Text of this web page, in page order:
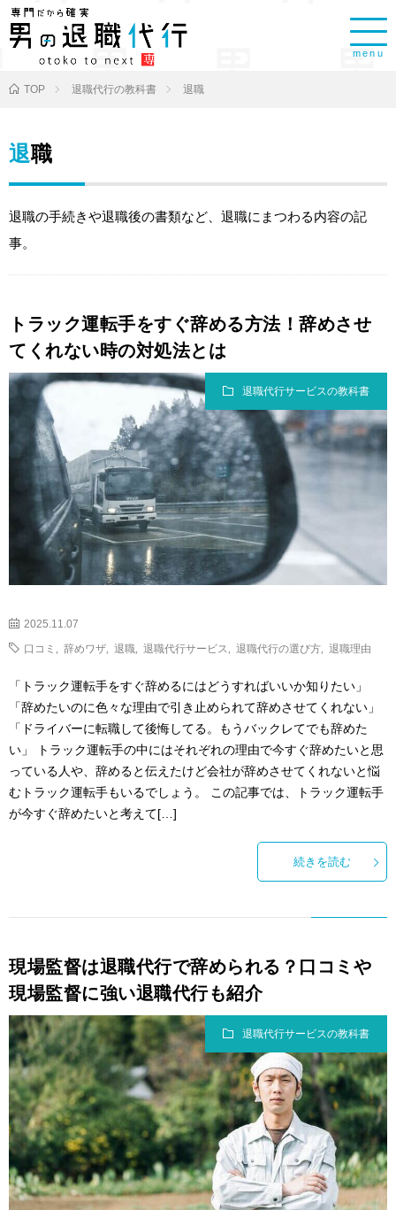
menu
TOP 退職代行の教科書 退職
退職
退職の手続きや退職後の書類など、退職にまつわる内容の記
事。
トラック運転手をすぐ辞める方法！辞めさせ
てくれない時の対処法とは
退職代行サービスの教科書
2025.11.07
口コミ 辞めワザ 退職 退職代行サービス 退職代行の選び方 退職理由
「トラック運転手をすぐ辞めるにはどうすればいいか知りたい」
「辞めたいのに色々な理由で引き止められて辞めさせてくれない」
「ドライバーに転職して後悔してる。もうバックレてでも辞めた
い」 トラック運転手の中にはそれぞれの理由で今すぐ辞めたいと思
っている人や、辞めると伝えたけど会社が辞めさせてくれないと悩
むトラック運転手もいるでしょう。 この記事では、トラック運転手
が今すぐ辞めたいと考えて[…]
続きを読む
現場監督は退職代行で辞められる？口コミや
現場監督に強い退職代行も紹介
退職代行サービスの教科書